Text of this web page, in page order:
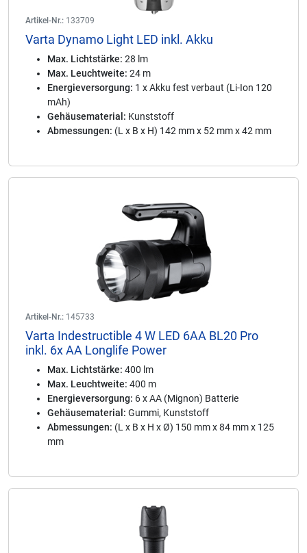
Artikel-Nr.: 133709
Varta Dynamo Light LED inkl. Akku
Max. Lichtstärke: 28 lm
Max. Leuchtweite: 24 m
Energieversorgung: 1 x Akku fest verbaut (Li-Ion 120
mAh)
Gehäusematerial: Kunststoff
Abmessungen: (L x B x H) 142 mm x 52 mm x 42 mm
Artikel-Nr.: 145733
Varta Indestructible 4 W LED 6AA BL20 Pro
inkl. 6x AA Longlife Power
Max. Lichtstärke: 400 lm
Max. Leuchtweite: 400 m
Energieversorgung: 6 x AA (Mignon) Batterie
Gehäusematerial: Gummi, Kunststoff
Abmessungen: (L x B x H x Ø) 150 mm x 84 mm x 125
mm